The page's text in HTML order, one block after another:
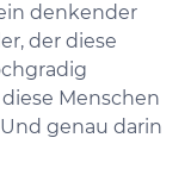
denkender
der diese
Menschen
genau darin